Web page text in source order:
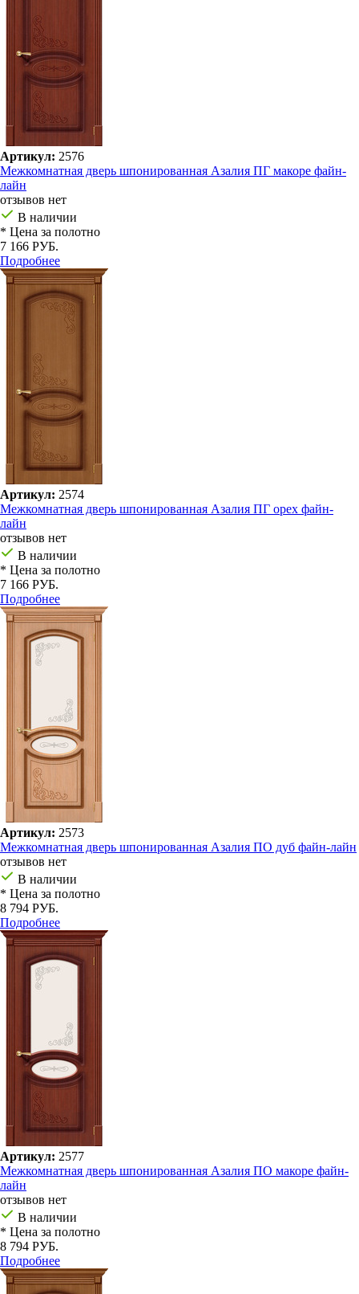
Артикул: 2576
Межкомнатная дверь шпонированная Азалия ПГ макоре файн-
лайн
отзывов нет
В наличии
* Цена за полотно
7 166 РУБ.
Подробнее
Артикул: 2574
Межкомнатная дверь шпонированная Азалия ПГ орех файн-
лайн
отзывов нет
В наличии
* Цена за полотно
7 166 РУБ.
Подробнее
Артикул: 2573
Межкомнатная дверь шпонированная Азалия ПО дуб файн-лайн
отзывов нет
В наличии
* Цена за полотно
8 794 РУБ.
Подробнее
Артикул: 2577
Межкомнатная дверь шпонированная Азалия ПО макоре файн-
лайн
отзывов нет
В наличии
* Цена за полотно
8 794 РУБ.
Подробнее